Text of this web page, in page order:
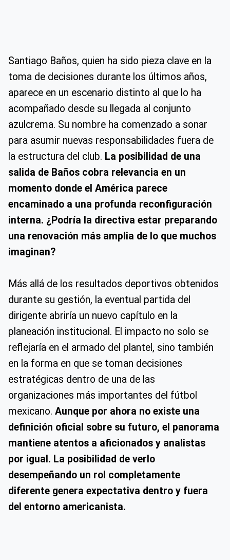
Santiago Baños, quien ha sido pieza clave en la
toma de decisiones durante los últimos años,
aparece en un escenario distinto al que lo ha
acompañado desde su llegada al conjunto
azulcrema. Su nombre ha comenzado a sonar
para asumir nuevas responsabilidades fuera de
la estructura del club. La posibilidad de una
salida de Baños cobra relevancia en un
momento donde el América parece
encaminado a una profunda reconfiguración
interna. ¿Podría la directiva estar preparando
una renovación más amplia de lo que muchos
imaginan?
Más allá de los resultados deportivos obtenidos
durante su gestión, la eventual partida del
dirigente abriría un nuevo capítulo en la
planeación institucional. El impacto no solo se
reflejaría en el armado del plantel, sino también
en la forma en que se toman decisiones
estratégicas dentro de una de las
organizaciones más importantes del fútbol
mexicano. Aunque por ahora no existe una
definición oficial sobre su futuro, el panorama
mantiene atentos a aficionados y analistas
por igual. La posibilidad de verlo
desempeñando un rol completamente
diferente genera expectativa dentro y fuera
del entorno americanista.